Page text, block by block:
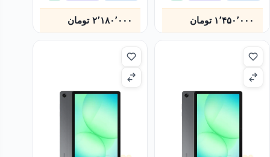
۱٬۴۵۰٬۰۰۰ تومان ۲٬۱۸۰٬۰۰۰ تومان